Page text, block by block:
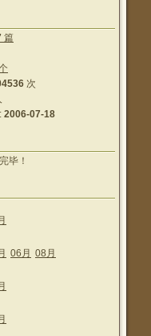
篇
次
2006-07-18
毕！
06月 08月